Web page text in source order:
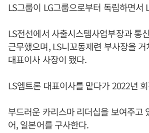
LS그룹이 LG그룹으로부터 독립하면서
LS전선에서 사출시스템사업부장과 통
근무했으며, LS니꼬동제련 부사장을
대표이사 사장이 됐다.
LS엠트론 대표이사를 맡다가 2022년
부드러운 카리스마 리더십을 보여주고
어, 일본어를 구사한다.